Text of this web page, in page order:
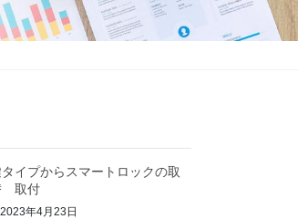
イプからスマートロックの取
取付
2023年4月23日